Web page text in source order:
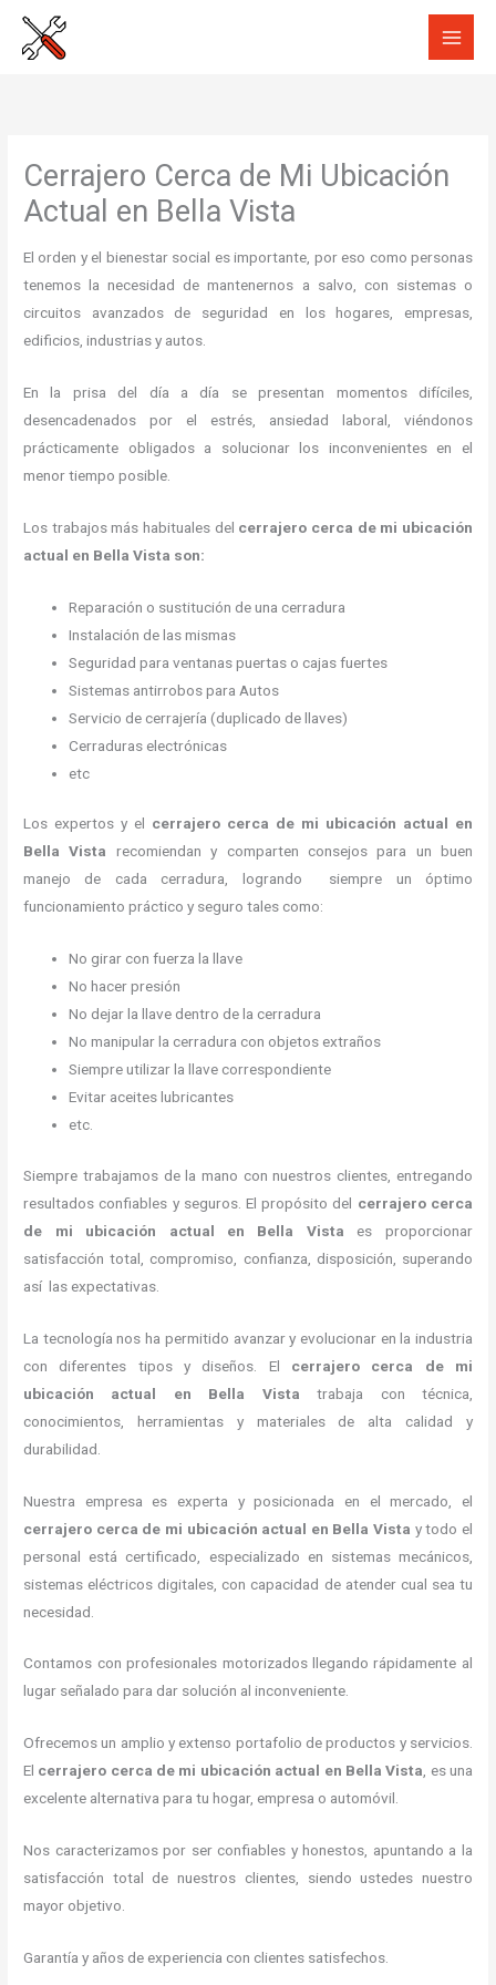
Cerrajero Cerca de Mi Ubicación
Actual en Bella Vista
El orden y el bienestar social es importante, por eso como personas
tenemos la necesidad de mantenernos a salvo, con sistemas o
circuitos avanzados de seguridad en los hogares, empresas,
edificios, industrias y autos.
En la prisa del día a día se presentan momentos difíciles,
desencadenados por el estrés, ansiedad laboral, viéndonos
prácticamente obligados a solucionar los inconvenientes en el
menor tiempo posible.
Los trabajos más habituales del cerrajero cerca de mi ubicación
actual en Bella Vista son:
Reparación o sustitución de una cerradura
Instalación de las mismas
Seguridad para ventanas puertas o cajas fuertes
Sistemas antirrobos para Autos
Servicio de cerrajería (duplicado de llaves)
Cerraduras electrónicas
etc
Los expertos y el cerrajero cerca de mi ubicación actual en
Bella Vista
recomiendan y
comparten consejos para un buen
manejo de cada cerradura, logrando siempre un óptimo
funcionamiento práctico y seguro tales como:
No girar con fuerza la llave
No hacer presión
No dejar la llave dentro de la cerradura
No manipular la cerradura con objetos extraños
Siempre utilizar la llave correspondiente
Evitar aceites lubricantes
etc.
Siempre trabajamos de la mano con nuestros clientes, entregando
resultados confiables y seguros. El propósito del cerrajero cerca
de mi ubicación actual en Bella Vista es proporcionar
satisfacción total, compromiso, confianza, disposición, superando
así las expectativas.
La tecnología nos ha permitido avanzar y evolucionar en la industria
con diferentes tipos y diseños. El cerrajero cerca de mi
ubicación actual en Bella Vista trabaja con técnica,
conocimientos, herramientas y materiales de alta calidad y
durabilidad.
Nuestra empresa es experta y posicionada en el mercado, el
cerrajero cerca de mi ubicación actual en Bella Vista y todo el
personal está certificado, especializado en sistemas mecánicos,
sistemas eléctricos digitales, con capacidad de atender cual sea tu
necesidad.
Contamos con profesionales motorizados llegando rápidamente al
lugar señalado para dar solución al inconveniente.
Ofrecemos un amplio y extenso portafolio de productos y servicios.
El cerrajero cerca de mi ubicación actual en Bella Vista, es una
excelente alternativa para tu hogar, empresa o automóvil.
Nos caracterizamos por ser confiables y honestos, apuntando a la
satisfacción total de nuestros clientes, siendo ustedes nuestro
mayor objetivo.
Garantía y años de experiencia con clientes satisfechos.